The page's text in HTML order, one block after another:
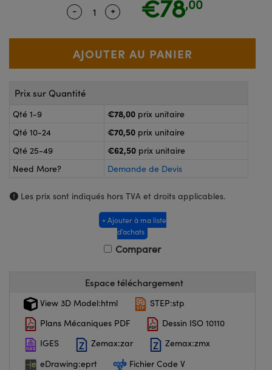
de Poche ou à Mesure Directe
: Microscopie
: Caméras
Optiques Lightpath
Gratings™
Quantity Selector
- Use the plus and minus buttons to
+ €78,00
Prix sur Quantité
Qté 1-9 €78,00 prix unitaire
Qté 10-24
€70,50 prix unitaire
Qté 25-49
€62,50 prix unitaire
Need More?
Demande de Devis
Les prix sont indiqués hors TVA et droits applicables.
+ Ajouter à ma liste
d’achats
Comparer
Espace téléchargement
View 3D Model:html
STEP:stp
Plans Mécaniques PDF
Dessin ISO 10110
IGES
Zemax:zar
Zemax:zmx
eDrawing:eprt
Fichier Code V